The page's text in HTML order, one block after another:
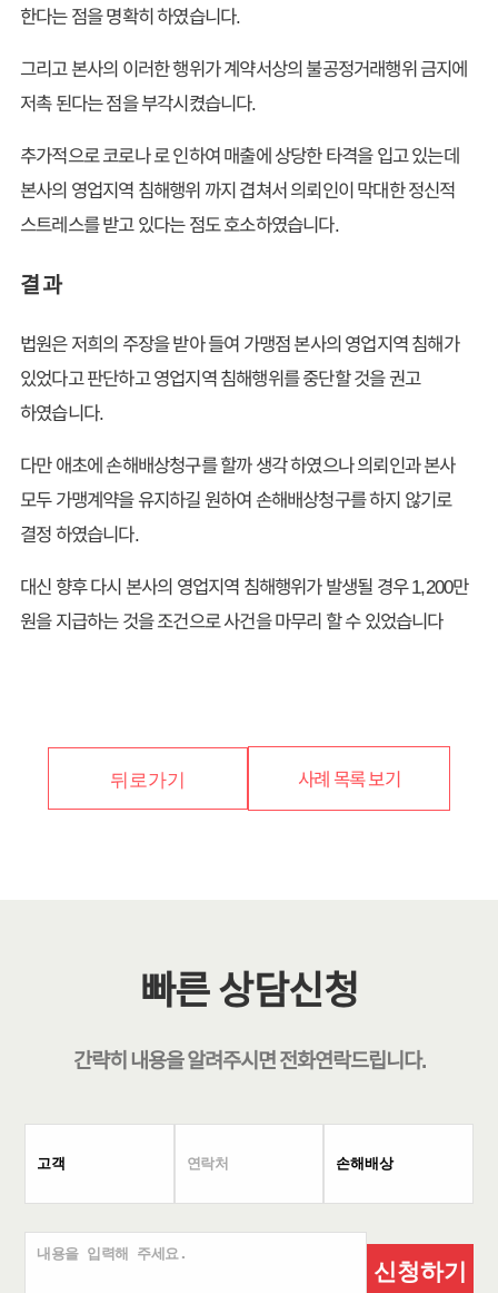
한다는 점을 명확히 하였습니다.
그리고 본사의 이러한 행위가 계약서상의 불공정거래행위 금지에
저촉 된다는 점을 부각시켰습니다.
​추가적으로 코로나 로 인하여 매출에 상당한 타격을 입고 있는데
본사의 영업지역 침해행위 까지 겹쳐서 의뢰인이 막대한 정신적
스트레스를 받고 있다는 점도 호소하였습니다.
결 과
법원은 저희의 주장을 받아 들여 가맹점 본사의 영업지역 침해가
있었다고 판단하고 영업지역 침해행위를 중단할 것을 권고
하였습니다.
다만 애초에 손해배상청구를 할까 생각 하였으나 의뢰인과 본사
모두 가맹계약을 유지하길 원하여 손해배상청구를 하지 않기로
결정 하였습니다.
대신 향후 다시 본사의 영업지역 침해행위가 발생될 경우 1,200만
원을 지급하는 것을 조건으로 사건을 마무리 할 수 있었습니다
뒤로가기 사례 목록 보기
빠른 상담신청
간략히 내용을 알려주시면전화연락드립니다.
신청하기